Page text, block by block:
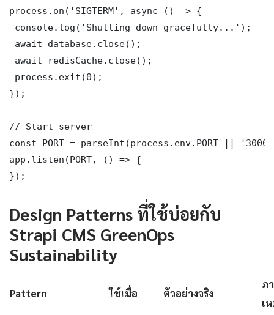
process.on('SIGTERM', async () => {
console.log('Shutting down gracefully...');
await database.close();
await redisCache.close();
process.exit(0);
});
// Start server
const PORT = parseInt(process.env.PORT ||
app.listen(PORT, () => {
});
Design Patterns ที่ใช้บ่อยกับ
Strapi CMS GreenOps
Sustainability
Pattern ใช้เมื่อ ตัวอย่างจริง
ภ
เ